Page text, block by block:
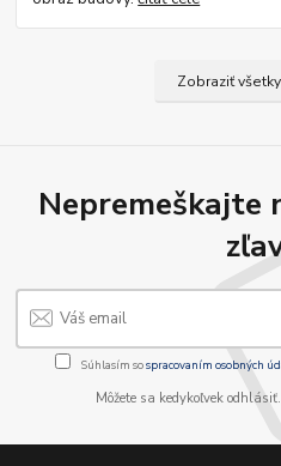
Zobraziť
Nepremeškajte
Súhlasím sospracovaním osobných
Môžete sa kedykoľvek